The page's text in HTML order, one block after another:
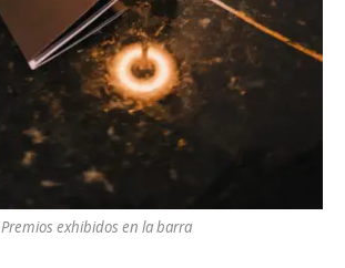
Premios exhibidos en la barra